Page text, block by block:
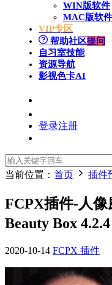
WIN版软件
MAC版软件
VIP专区
帮助社区提问
自习室技能
资源导航
影视色卡AI
登录注册
当前位置： 首页 插件
FCPX插件-人
Beauty Box
2020-10-14 FCPX 插件